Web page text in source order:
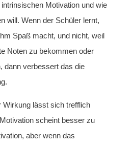
Motivation und wie
will. Wenn der Schüler lernt,
Spaß macht, und nicht, weil
Noten zu bekommen oder
dann verbessert das die
Wirkung lässt sich trefflich
scheint besser zu
aber wenn das